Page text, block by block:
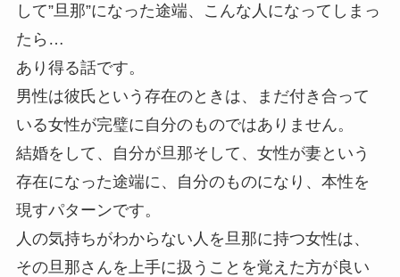
して”旦那”になった途端、こんな人になってしまっ
たら…
あり得る話です。
男性は彼氏という存在のときは、まだ付き合って
いる女性が完璧に自分のものではありません。
結婚をして、自分が旦那そして、女性が妻という
存在になった途端に、自分のものになり、本性を
現すパターンです。
人の気持ちがわからない人を旦那に持つ女性は、
その旦那さんを上手に扱うことを覚えた方が良い